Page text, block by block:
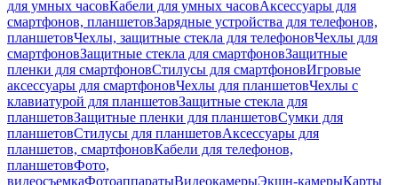
для умных часовКабели для умных часовАксессуары для
смартфонов, планшетовЗарядные устройства для телефонов,
планшетовЧехлы, защитные стекла для телефоновЧехлы для
смартфоновЗащитные стекла для смартфоновЗащитные
пленки для смартфоновСтилусы для смартфоновИгровые
аксессуары для смартфоновЧехлы для планшетовЧехлы с
клавиатурой для планшетовЗащитные стекла для
планшетовЗащитные пленки для планшетовСумки для
планшетовСтилусы для планшетовАксессуары для
планшетов, смартфоновКабели для телефонов,
планшетовФото,
видеосъемкаФотоаппаратыВидеокамерыЭкшн-камерыКарты